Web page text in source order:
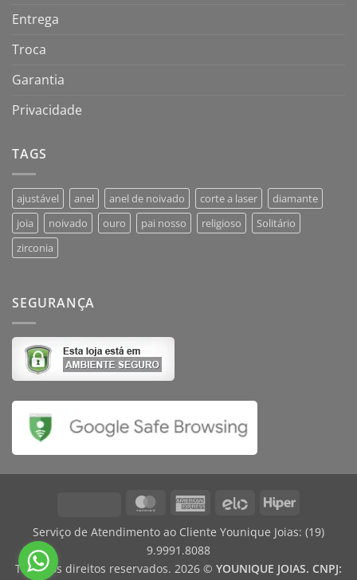
Entrega
Troca
Garantia
Privacidade
TAGS
ajustável anel anel de noivado corte a laser
diamante
joia
noivado ouro pai nosso religioso
Solitário
zirconia
SEGURANÇA
MasterCardAmerican Elo Hiper
Serviço de Atendimento ao Cliente Younique Joias: (19)
9.9991.8088
Todos os direitos reservados. 2026 © YOUNIQUE JOIAS. CNPJ: